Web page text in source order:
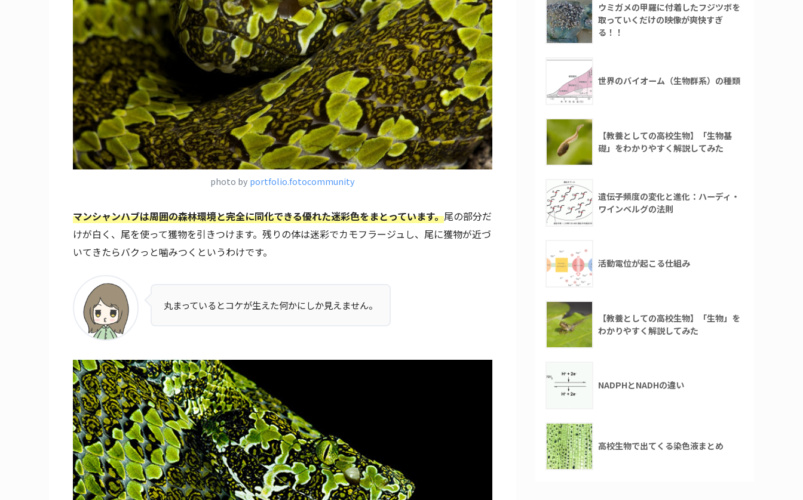
photo by portfolio.fotocommunity
マンシャンハブは周囲の森林環境と完全に同化できる優れた迷彩色をまとっています。尾の部分だ
けが白く、尾を使って獲物を引きつけます。残りの体は迷彩でカモフラージュし、尾に獲物が近づ
いてきたらバクっと噛みつくというわけです。
丸まっているとコケが生えた何かにしか見えません。
ウミガメの甲羅に付着したフジツボを
取っていくだけの映像が爽快すぎ
る！！
世界のバイオーム（生物群系）の種類
【教養としての高校生物】「生物基
礎」をわかりやすく解説してみた
遺伝子頻度の変化と進化：ハーディ・
ワインベルグの法則
活動電位が起こる仕組み
【教養としての高校生物】「生物」を
わかりやすく解説してみた
NADPHとNADHの違い
高校生物で出てくる染色液まとめ